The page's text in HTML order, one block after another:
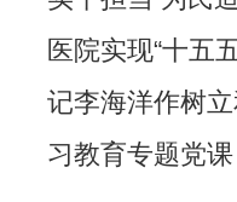
医院实现“十五
记李海洋作树
习教育专题党课